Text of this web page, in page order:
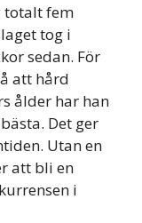
totalt fem
tog i
sedan. För
att hård
ålder har han
Det ger
Utan en
att bli en
i